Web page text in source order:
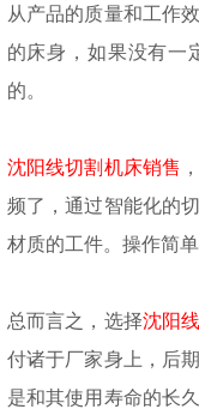
从产品的质量和工作
的床身，如果没有一
的。
沈阳线切割机床销售
频了，通过智能化的
材质的工件。操作简单
总而言之，选择沈阳
付诸于厂家身上，后
是和其使用寿命的长